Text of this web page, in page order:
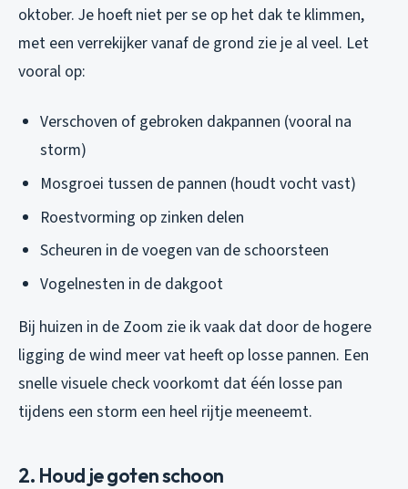
oktober. Je hoeft niet per se op het dak te klimmen,
met een verrekijker vanaf de grond zie je al veel. Let
vooral op:
Verschoven of gebroken dakpannen (vooral na
storm)
Mosgroei tussen de pannen (houdt vocht vast)
Roestvorming op zinken delen
Scheuren in de voegen van de schoorsteen
Vogelnesten in de dakgoot
Bij huizen in de Zoom zie ik vaak dat door de hogere
ligging de wind meer vat heeft op losse pannen. Een
snelle visuele check voorkomt dat één losse pan
tijdens een storm een heel rijtje meeneemt.
2. Houd je goten schoon